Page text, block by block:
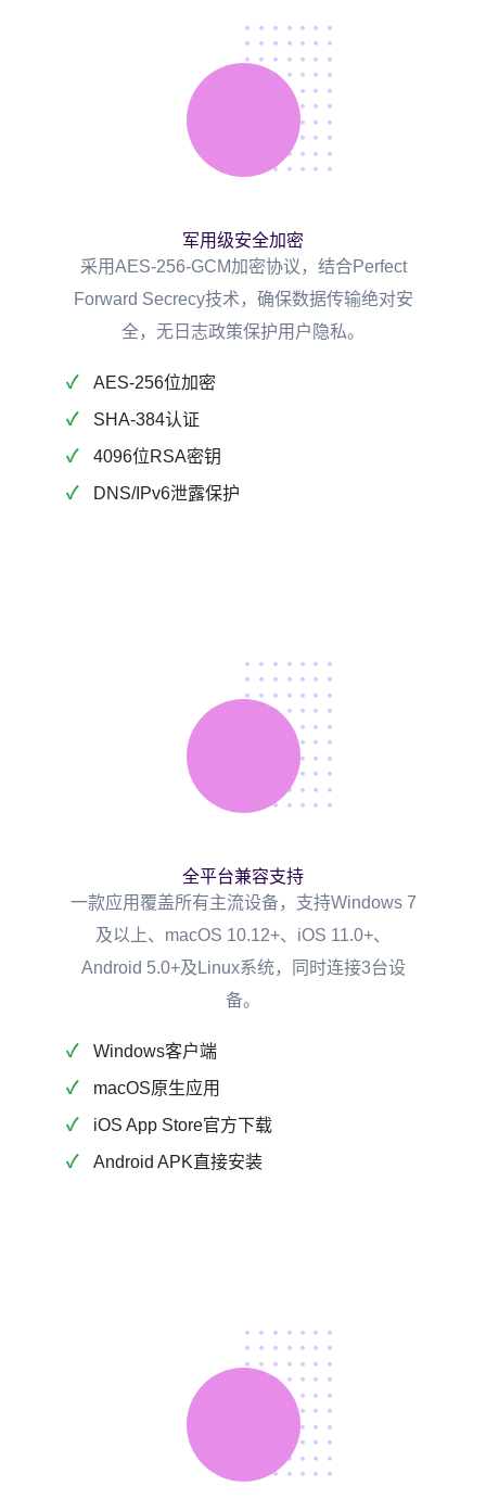
军用级安全加密
采用AES-256-GCM加密协议，结合Perfect
Forward Secrecy技术，确保数据传输绝对安
全，无日志政策保护用户隐私。
AES-256位加密
SHA-384认证
4096位RSA密钥
DNS/IPv6泄露保护
全平台兼容支持
一款应用覆盖所有主流设备，支持Windows 7
及以上、macOS 10.12+、iOS 11.0+、
Android 5.0+及Linux系统，同时连接3台设
备。
Windows客户端
macOS原生应用
iOS App Store官方下载
Android APK直接安装